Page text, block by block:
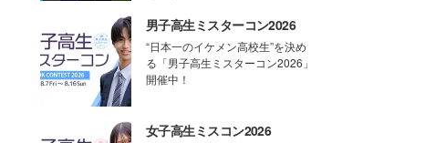
男子高生ミスターコン2026
“日本一のイケメン高校生”を決め
る「男子高生ミスターコン2026」
開催中！
女子高生ミスコン2026